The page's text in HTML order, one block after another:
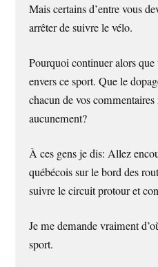
Mais certains d’entre vous
arrêter de suivre le vélo.
Pourquoi continuer alors
envers ce sport. Que le
chacun de vos
aucunement?
À ces gens je dis: Allez
québécois sur le bord des
suivre le circuit protour et
Je me demande vraiment
sport.